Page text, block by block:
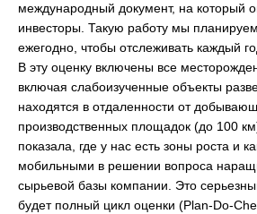
международный документ, на который
инвесторы. Такую работу мы
ежегодно, чтобы отслеживать каждый
В эту оценку включены все
включая слабоизученные объекты
находятся в отдаленности от
производственных площадок (до 100
показала, где у нас есть зоны роста и
мобильными в решении вопроса
сырьевой базы компании. Это
будет полный цикл оценки (Plan-Do-